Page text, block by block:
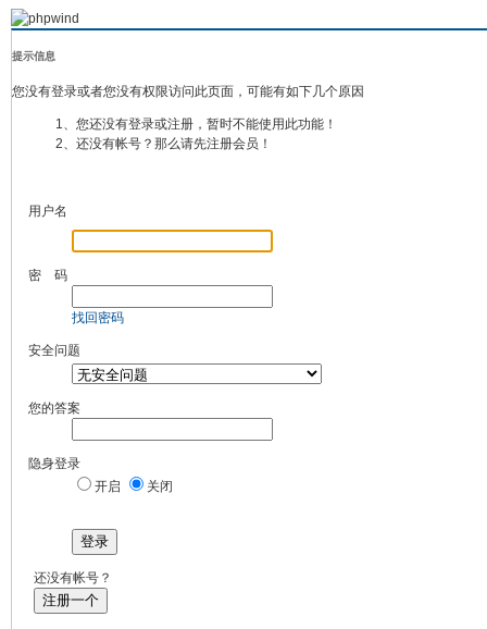
提示信息
您没有登录或者您没有权限访问此页面，可能有如下几个原因
1、您还没有登录或注册，暂时不能使用此功能！
2、还没有帐号？那么请先注册会员！
用户名
密 码
找回密码
安全问题
您的答案
隐身登录
开启
关闭
登录
还没有帐号？
注册一个